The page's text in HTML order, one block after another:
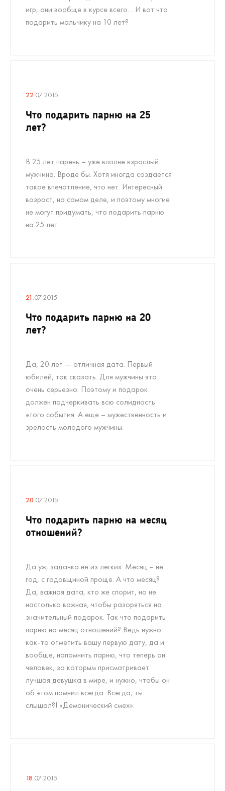
игр, они вообще в курсе всего… И вот что
подарить мальчику на 10 лет?
22.07.2015
Что подарить парню на 25
лет?
В 25 лет парень – уже вполне взрослый
мужчина. Вроде бы. Хотя иногда создается
такое впечатление, что нет. Интересный
возраст, на самом деле, и поэтому многие
не могут придумать, что подарить парню
на 25 лет.
21 .07.2015
Что подарить парню на 20
лет?
Да, 20 лет — отличная дата. Первый
юбилей, так сказать. Для мужчины это
очень серьезно. Поэтому и подарок
должен подчеркивать всю солидность
этого события. А еще – мужественность и
зрелость молодого мужчины.
20.07.2015
Что подарить парню на месяц
отношений?
Да уж, задачка не из легких. Месяц – не
год, с годовщиной проще. А что месяц?
Да, важная дата, кто же спорит, но не
настолько важная, чтобы разоряться на
значительный подарок. Так что подарить
парню на месяц отношений? Ведь нужно
как-то отметить вашу первую дату, да и
вообще, напомнить парню, что теперь он
человек, за которым присматривает
лучшая девушка в мире, и нужно, чтобы он
об этом помнил всегда. Всегда, ты
слышал?! «Демонический смех».
18.07.2015